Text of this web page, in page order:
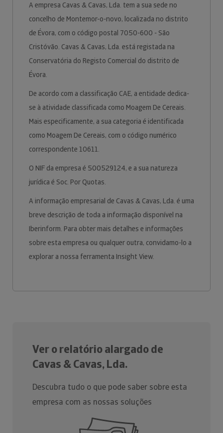
A empresa Cavas & Cavas, Lda. tem a sua sede no
concelho de Montemor-o-novo, localizada no distrito
de Évora, com o código postal 7050-600 - São
Cristóvão. Cavas & Cavas, Lda. está registada na
Conservatória do Registo Comercial do distrito de
Évora.
De acordo com a classificação CAE, a entidade dedica-
se à atividade classificada como Moagem De Cereais.
Mais especificamente, a sua categoria é identificada
como Moagem De Cereais, com o código numérico
correspondente 10611.
O NIF da empresa é 500529124, e a sua natureza
jurídica é Soc. Por Quotas.
A informação empresarial de Cavas & Cavas, Lda. é uma
breve descrição de toda a informação disponível na
Iberinform. Para obter mais detalhes e informações
sobre esta empresa ou qualquer outra, convidamo-lo a
explorar a nossa ferramenta Insight View.
Ver o relatório alargado de
Cavas & Cavas, Lda.
Descubra tudo o que pode saber sobre esta
empresa com as nossas soluções